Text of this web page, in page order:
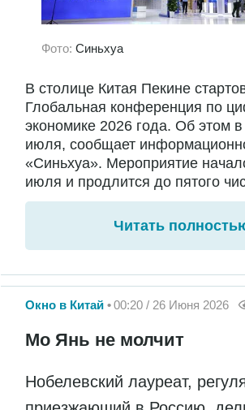
Фото: Синьхуа
В столице Китая Пекине
Глобальная конференция по
экономике 2026 года. Об этом в
июля, сообщает
«Синьхуа». Мероприятие
июля и продлится до пятого
Читать
Окно в Китай 00:20 / 26 Июня 2026
Мо Янь не молчит
Нобелевский лауреат,